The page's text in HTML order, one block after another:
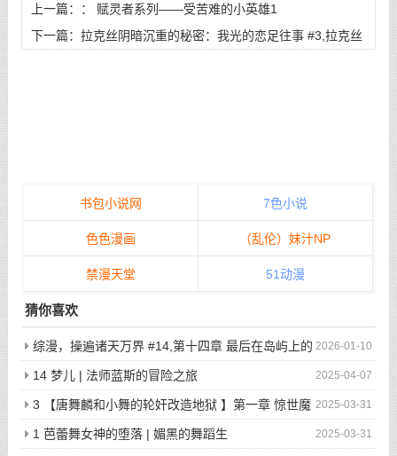
上一篇：： 赋灵者系列——受苦难的小英雄1
下一篇： 拉克丝阴暗沉重的秘密：我光的恋足往事 #3,拉克丝
书包小说网 7色小说
色色漫画 （乱伦）妹汁NP
禁漫天堂 51动漫
猜你喜欢
2026-01-10
综漫，操遍诸天万界 #14,第十四章 最后在岛屿上的
狂欢派对
2025-04-07
14 梦儿 | 法师蓝斯的冒险之旅
2025-03-31
3 【唐舞麟和小舞的轮奸改造地狱 】第一章 惊世魔
王现身 | 斗罗大陆同人
2025-03-31
1 芭蕾舞女神的堕落 | 媚黑的舞蹈生